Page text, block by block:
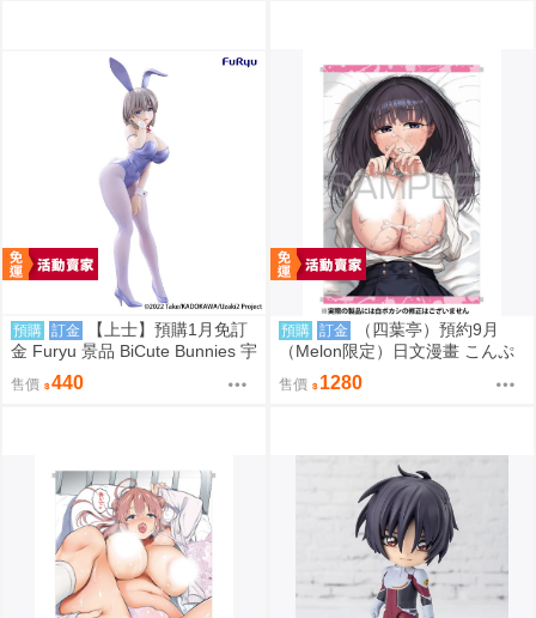
預購 訂金
【上士】預購1月免訂
金 Furyu 景品 BiCute Bunnies 宇
崎學妹想要玩 宇崎月 金屬紫Ver
售價 440
預購 訂金
（四葉亭）預約9月
（Melon限定）日文漫畫 こんぷ
れックス 特典：B2掛軸 層積
售價 1280